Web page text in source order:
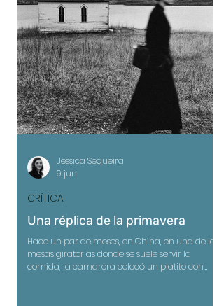
Una réplica de la primavera
Hace un par de meses, en China, en una de las
mesas giratorias donde se suele servir la
comida, la camarera colocó un platito con
CRÍTICA
Jessica Sequeira
9 jun